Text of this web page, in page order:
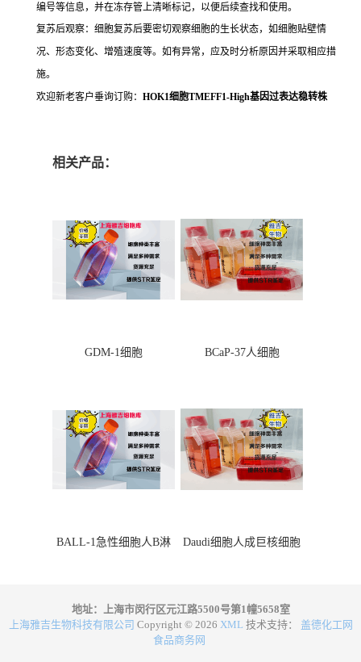
编号等信息，并在冻存管上清晰标记，以便后续查找和使用。
复苏后观察：细胞复苏后要密切观察细胞的生长状态，如细胞贴壁情
况、形态变化、增殖速度等。如有异常，应及时分析原因并采取相应措
施。
欢迎新老客户垂询订购： HOK1细胞TMEFF1-High基因过表达稳转株
相关产品：
GDM-1细胞 BCaP-37人细胞
BALL-1急性细胞人B淋
Daudi细胞人成巨核细胞
地址：上海市闵行区元江路5500号第1幢5658室
上海雅吉生物科技有限公司 Copyright © 2026 XML 技术支持： 盖德化工网
食品商务网